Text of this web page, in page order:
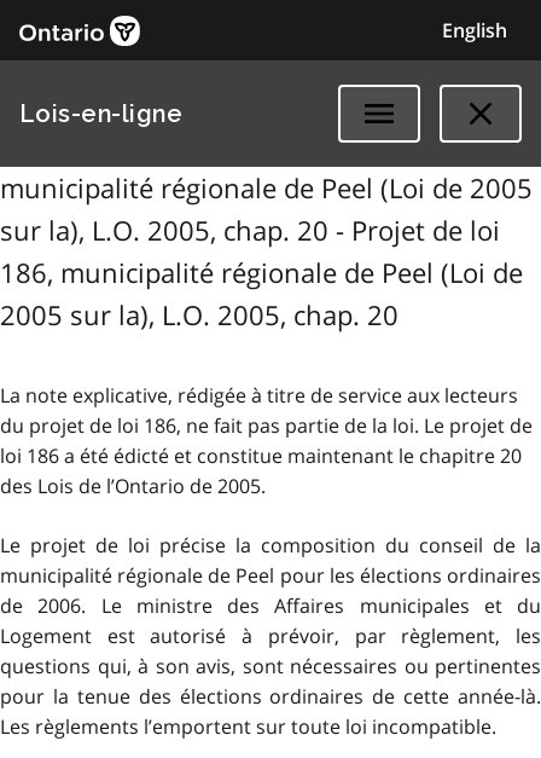
English
Lois-en-ligne
municipalité régionale de Peel (Loi de 2005
sur la), L.O. 2005, chap. 20 - Projet de loi
186, municipalité régionale de Peel (Loi de
2005 sur la), L.O. 2005, chap. 20
La note explicative, rédigée à titre de service aux lecteurs
du projet de loi 186, ne fait pas partie de la loi. Le projet de
loi 186 a été édicté et constitue maintenant le chapitre 20
des Lois de l’Ontario de 2005.
Le projet de loi précise la composition du conseil de la
municipalité régionale de Peel pour les élections ordinaires
de 2006. Le ministre des Affaires municipales et du
Logement est autorisé à prévoir, par règlement, les
questions qui, à son avis, sont nécessaires ou pertinentes
pour la tenue des élections ordinaires de cette année-là.
Les règlements l’emportent sur toute loi incompatible.